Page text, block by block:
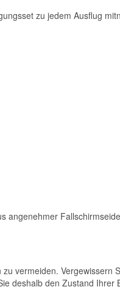
zu jedem Ausflug
angenehmer
vermeiden.
deshalb den Zustand Ihrer